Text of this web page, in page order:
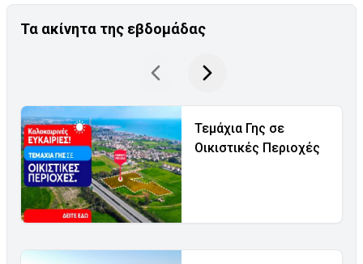
Τα ακίνητα της εβδομάδας
Τεμάχια Γης σε
Οικιστικές Περιοχές